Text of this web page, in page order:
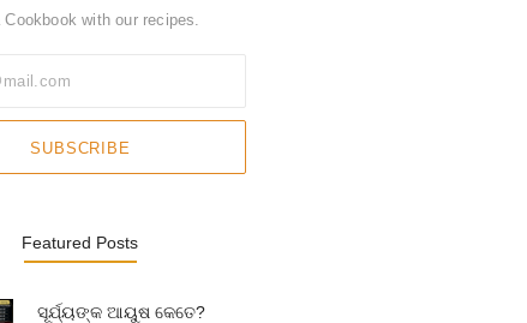
Cookbook with our recipes.
SUBSCRIBE
Featured Posts
ସୂର୍ଯ୍ୟଙ୍କ ଆୟୁଷ କେତେ?